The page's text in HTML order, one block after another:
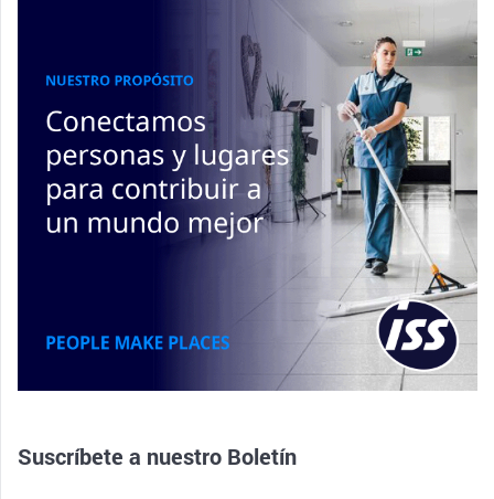
Suscríbete a nuestro Boletín